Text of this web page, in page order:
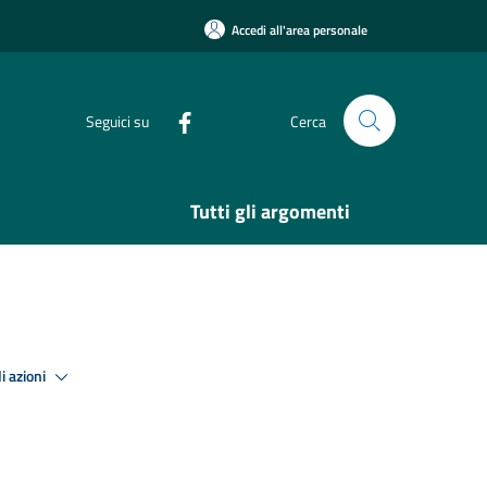
Accedi all'area personale
Seguici su Cerca
Tutti gli argomenti
azioni